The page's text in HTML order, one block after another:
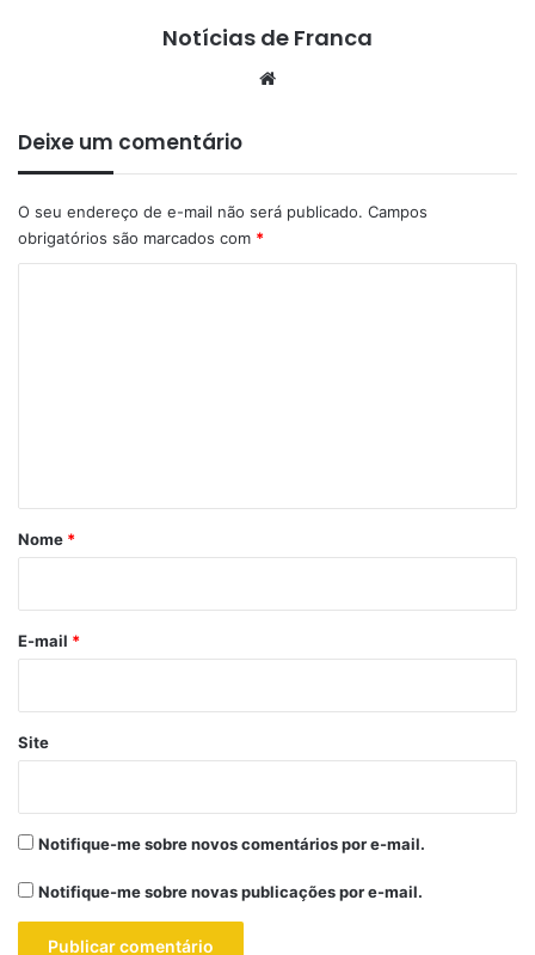
Notícias de Franca
Deixe um comentário
O seu endereço de e-mail não será publicado. Campos
obrigatórios são marcados com *
r
*
Nome *
E-mail *
Site
Notifique-me sobre novos comentários por e-mail.
Notifique-me sobre novas publicações por e-mail.